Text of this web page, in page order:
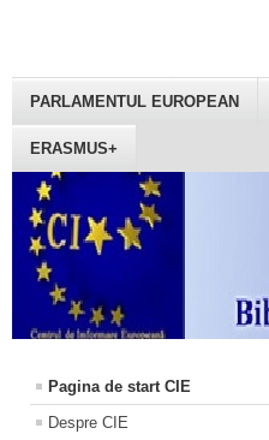
PARLAMENTUL EUROPEAN
ERASMUS+
Pagina de start CIE
Despre CIE